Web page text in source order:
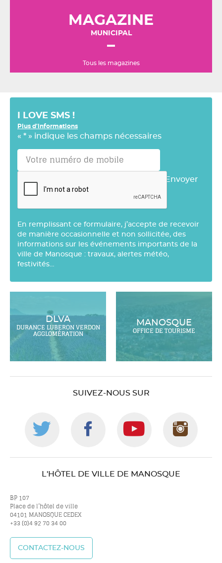
MAGAZINE
MUNICIPAL
Tous les magazines
I LOVE SMS !
Plus d'informations
« * » indique les champs nécessaires
Envoyer
En remplissant ce formulaire, j’accepte de recevoir
de manière occasionnelle et non sollicitée, des
informations sur les événements importants de la
ville de Manosque : travaux, alertes météo,
festivités…
DLVA
DURANCE LUBERON VERDON
AGGLOMÉRATION
MANOSQUE
OFFICE DE TOURISME
SUIVEZ-NOUS SUR
Suivez-
nous
sur
twitter
Suivez-
nous
facebook
Suivez-
nous
L'HÔTEL DE VILLE DE MANOSQUE
BP 107
Place de l’hôtel de ville
04101 MANOSQUE CEDEX
+33 (0)4 92 70 34 00
CONTACTEZ-NOUS